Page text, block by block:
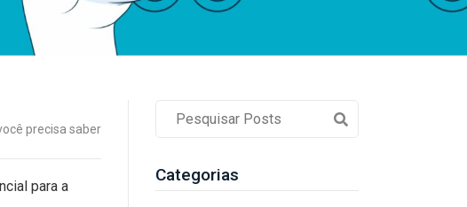
Rastreador Reino Unido
precisa saber
para a
Campo
de
postagem
Categorias